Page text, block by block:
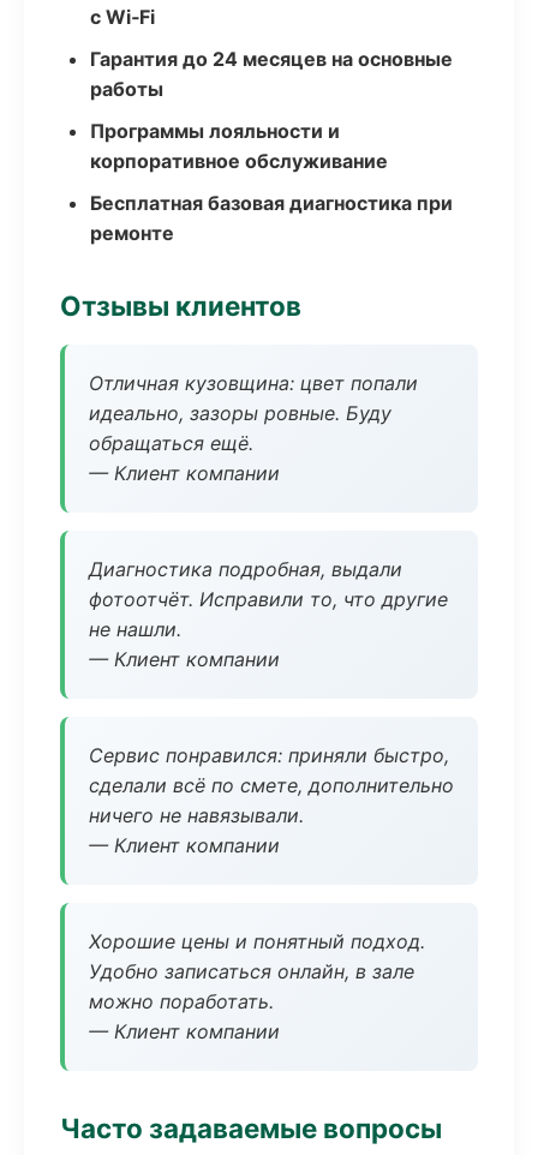
с Wi‑Fi
Гарантия до 24 месяцев на основные
работы
Программы лояльности и
корпоративное обслуживание
Бесплатная базовая диагностика при
ремонте
Отзывы клиентов
Отличная кузовщина: цвет попали
идеально, зазоры ровные. Буду
обращаться ещё.
— Клиент компании
Диагностика подробная, выдали
фотоотчёт. Исправили то, что другие
не нашли.
— Клиент компании
Сервис понравился: приняли быстро,
сделали всё по смете, дополнительно
ничего не навязывали.
— Клиент компании
Хорошие цены и понятный подход.
Удобно записаться онлайн, в зале
можно поработать.
— Клиент компании
Часто задаваемые вопросы